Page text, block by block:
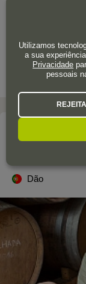
|
Dão
Utilizamos
a sua
Privacidade
pessoais